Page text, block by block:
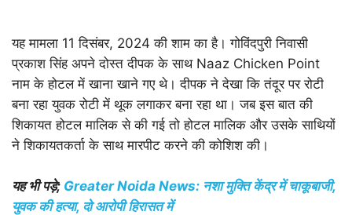
यह मामला 11 दिसंबर, 2024 की शाम का है। गोविंदपुरी निवासी
प्रकाश सिंह अपने दोस्त दीपक के साथ Naaz Chicken Point
नाम के होटल में खाना खाने गए थे। दीपक ने देखा कि तंदूर पर रोटी
बना रहा युवक रोटी में थूक लगाकर बना रहा था। जब इस बात की
शिकायत होटल मालिक से की गई तो होटल मालिक और उसके साथियों
ने शिकायतकर्ता के साथ मारपीट करने की कोशिश की।
यह भी पड़े; Greater Noida News: नशा मुक्ति केंद्र में चाकूबाजी,
युवक की हत्या, दो आरोपी हिरासत में